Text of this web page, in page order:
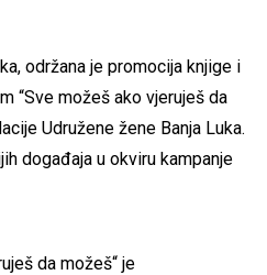
održana je promocija knjige i
“Sve možeš ako vjeruješ da
Udružene žene Banja Luka.
događaja u okviru kampanje
da možeš“ je